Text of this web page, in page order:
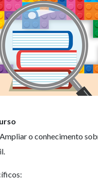
o conhecimento